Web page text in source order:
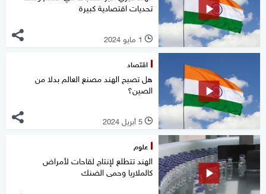
تحديات اقتصادية كبيرة
l 1 مايو 2024
اقتصاد
هل تصبح الهند مصنع العالم بدلا من
الصين؟
l 5 أبريل 2024
علوم
الهند تتطلع لإنتاج لقاحات لأمراض
كالملاريا وحمى الضنك